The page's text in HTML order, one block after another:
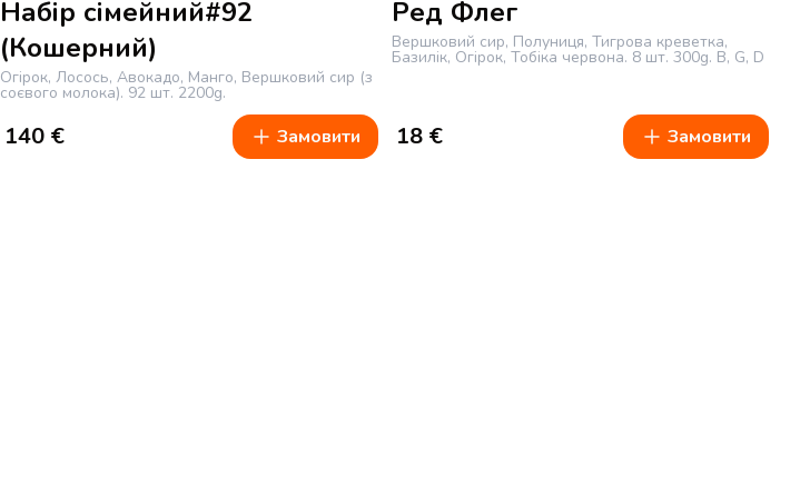
Набір сімейний#92
(Кошерний)
Огірок, Лосось, Авокадо, Манго, Вершковий сир (з
соєвого молока). 92 шт. 2200g.
140 € Замовити
Ред Флег
Вершковий сир, Полуниця, Тигрова креветка,
Базилік, Огірок, Тобіка червона. 8 шт. 300g. B, G, D
18€ Замовити